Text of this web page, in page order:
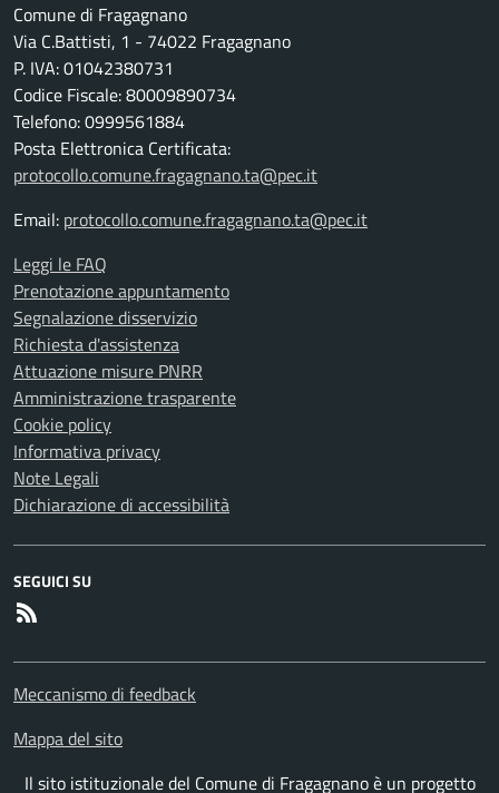
Comune di Fragagnano
Via C.Battisti, 1 - 74022 Fragagnano
P. IVA: 01042380731
Codice Fiscale: 80009890734
Telefono: 0999561884
Posta Elettronica Certificata:
protocollo.comune.fragagnano.ta@pec.it
Email: protocollo.comune.fragagnano.ta@pec.it
Leggi le FAQ
Prenotazione appuntamento
Segnalazione disservizio
Richiesta d'assistenza
Attuazione misure PNRR
Amministrazione trasparente
Cookie policy
Informativa privacy
Note Legali
Dichiarazione di accessibilità
SEGUICI SU
Meccanismo di feedback
Mappa del sito
Il sito istituzionale del Comune di Fragagnano è un progetto